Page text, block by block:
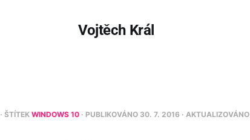
Vojtěch Král
· ŠTÍTEK WINDOWS 10 · PUBLIKOVÁNO 30. 7. 2016 · AKTUALIZOVÁNO